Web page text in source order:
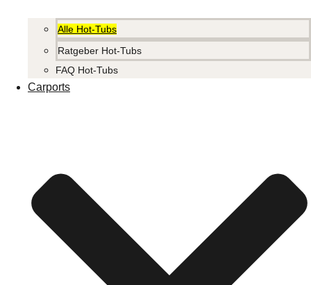
Alle Hot-Tubs
Ratgeber Hot-Tubs
FAQ Hot-Tubs
Carports